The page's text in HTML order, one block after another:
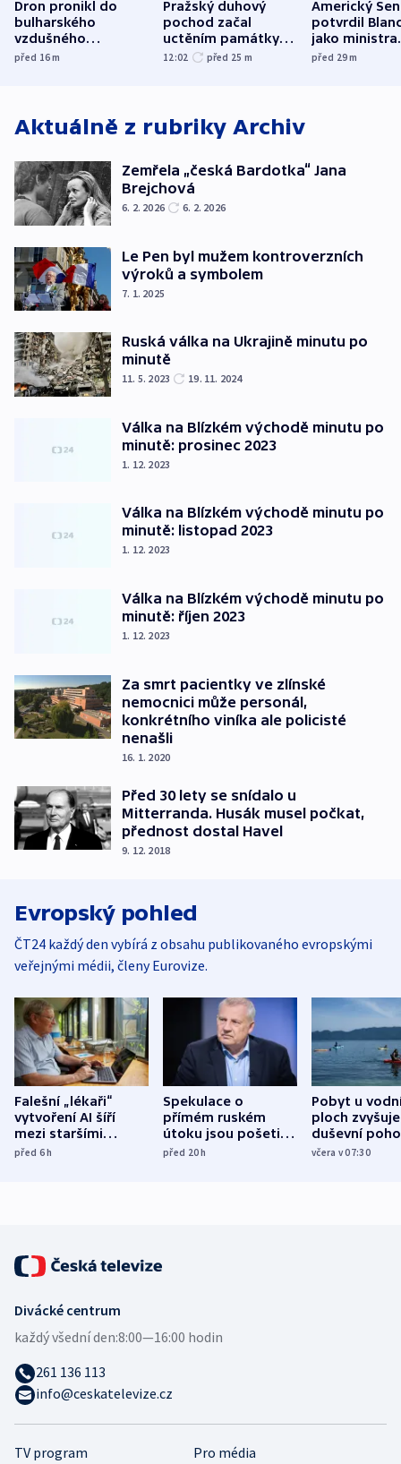
Dron pronikl do
bulharského
vzdušného
prostoru,
před 16m
Pražský duhový
pochod začal
uctěním památky
obětí berlínského
12:02 před 25 m
Americký
potvrdil
jako ministra
před 29m
Aktuálně z rubriky Archiv
Zemřela „česká Bardotka“ Jana
Brejchová
6. 2. 2026 6. 2. 2026
Le Pen byl mužem kontroverzních
výroků a symbolem
7. 1. 2025
Ruská válka na Ukrajině minutu po
minutě
11. 5. 2023 19. 11. 2024
Válka na Blízkém východě minutu po
minutě: prosinec 2023
1. 12. 2023
Válka na Blízkém východě minutu po
minutě: listopad 2023
1. 12. 2023
Válka na Blízkém východě minutu po
minutě: říjen 2023
1. 12. 2023
Za smrt pacientky ve zlínské
nemocnici může personál,
konkrétního viníka ale policisté
nenašli
16. 1. 2020
Před 30 lety se snídalo u
Mitterranda. Husák musel počkat,
přednost dostal Havel
9. 12. 2018
Evropský pohled
ČT24 každý den vybírá z obsahu publikovaného evropskými
veřejnými médii, členy Eurovize.
Falešní „lékaři“
vytvoření AI šíří
mezi staršími
Poláky nebezpečné
před 6h
Spekulace o
přímém ruském
útoku jsou pošetilé,
míní estonský
před 20h
Pobyt u
ploch zvyšuje
duševní
ukázala
včera v 07:30
TV program
Pro média
Divácké centrum
každý všední den:8:00—16:00 hodin
261 136 113
info@ceskatelevize.cz